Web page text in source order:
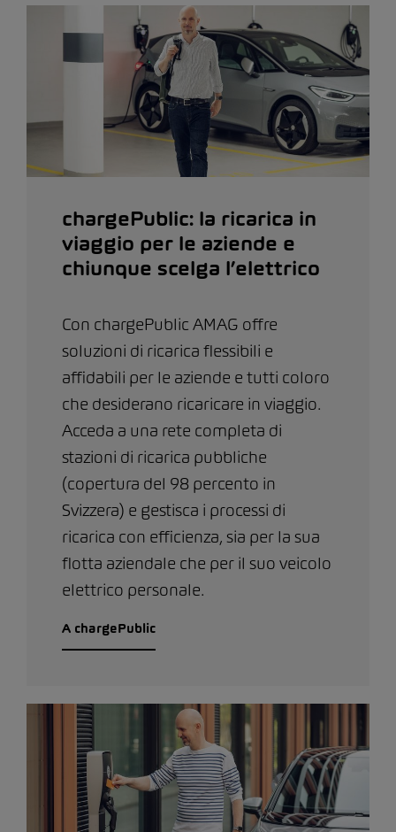
chargePublic: la ricarica in
viaggio per le aziende e
chiunque scelga l’elettrico
Con chargePublic AMAG offre
soluzioni di ricarica flessibili e
affidabili per le aziende e tutti coloro
che desiderano ricaricare in viaggio.
Acceda a una rete completa di
stazioni di ricarica pubbliche
(copertura del 98 percento in
Svizzera) e gestisca i processi di
ricarica con efficienza, sia per la sua
flotta aziendale che per il suo veicolo
elettrico personale.
A chargePublic